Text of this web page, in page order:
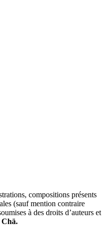
compositions présents
(sauf mention contraire
à des droits d’auteurs et